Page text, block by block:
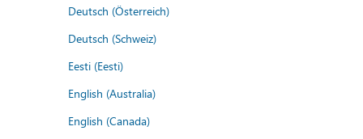
Deutsch (Österreich)
Deutsch (Schweiz)
Eesti (Eesti)
English (Australia)
English (Canada)